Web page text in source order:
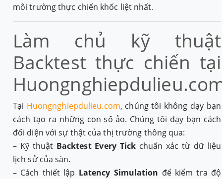
môi trường thực chiến khốc liệt nhất.
Làm chủ kỹ thuật
Backtest thực chiến tại
Tại Huongnghiepdulieu.com, chúng tôi không dạy bạn
cách tạo ra những con số ảo. Chúng tôi dạy bạn cách
đối diện với sự thật của thị trường thông qua:
– Kỹ thuật Backtest Every Tickchuẩn xác từ dữ liệu
lịch sử của sàn.
– Cách thiết lập Latency Simulation để kiểm tra độ